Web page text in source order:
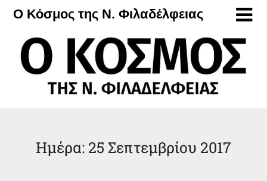
Μετάβαση
περιεχόμενο
Ο Κόσμος της Ν. Φιλαδέλφειας
Ημέρα: 25 Σεπτεμβρίου 2017